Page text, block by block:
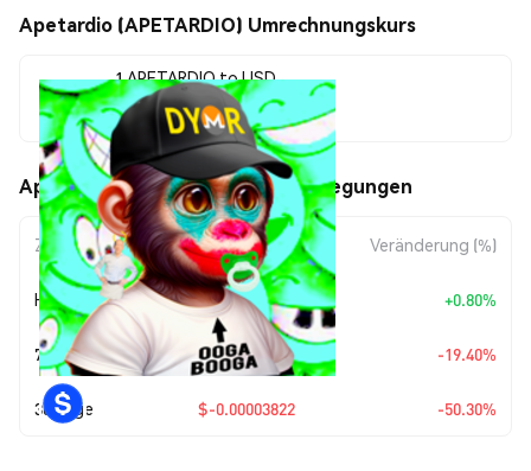
Apetardio (APETARDIO) Umrechnungskurs
1 APETARDIO to USD
$0.00003776
Apetardio (APETARDIO) Kursbewegungen
Zeitraum Betragsänderung Veränderung (%)
Heute +$0.0000003 +0.80%
7 Tage $-0.00000909 -19.40%
30 Tage $-0.00003822 -50.30%